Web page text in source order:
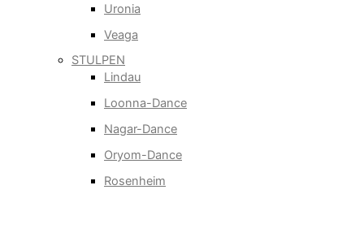
Uronia
Veaga
STULPEN
Lindau
Loonna-Dance
Nagar-Dance
Oryom-Dance
Rosenheim